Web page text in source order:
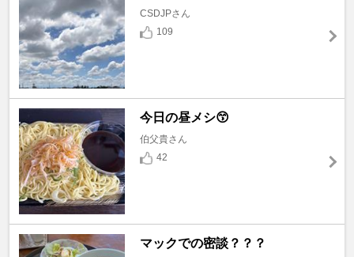
CSDJPさん
109
今日の昼メシ😙
伯父貴さん
42
マックでの密談？？？